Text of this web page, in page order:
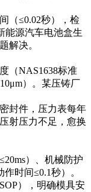
≤0.02秒），检
能源汽车电池盒生
解决。
（NAS1638标准
）。某压铸厂
封件，压力表每年
射压力不足，愈换
）、机械防护
时间≤0.1秒）。
），明确模具安